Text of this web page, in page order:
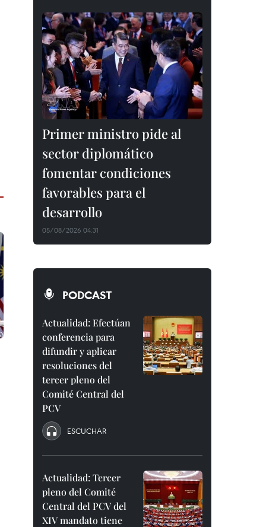
Primer ministro pide al
sector diplomático
fomentar condiciones
favorables para el
desarrollo
05/08/2026 04:31
PODCAST
Actualidad: Efectúan
conferencia para
difundir y aplicar
resoluciones del
tercer pleno del
Comité Central del
PCV
ESCUCHAR
Actualidad: Tercer
pleno del Comité
Central del PCV del
XIV mandato tiene